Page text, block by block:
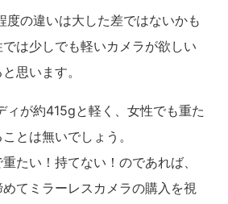
度の違いは大した差ではないかも
は少しでも軽いカメラが欲しい
思います。
が約415gと軽く、女性でも重た
とは無いでしょう。
たい！持てない！のであれば、
てミラーレスカメラの購入を視